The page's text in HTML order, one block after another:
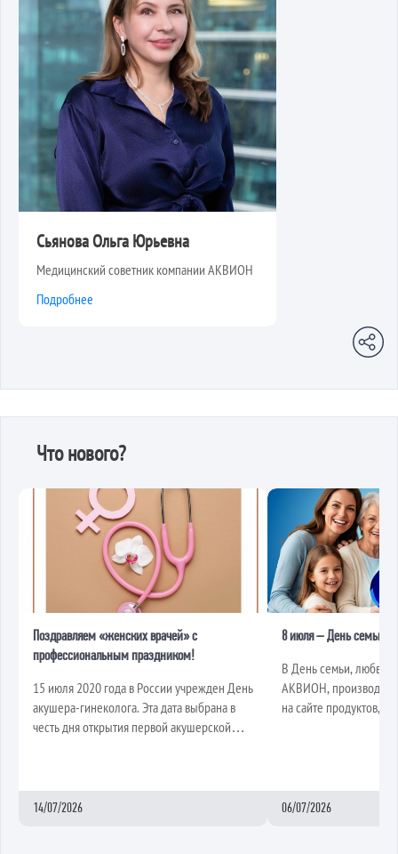
Сьянова Ольга Юрьевна
Медицинский советник компании АКВИОН
Подробнее
Что нового?
Поздравляем «женских врачей» с
профессиональным праздником!
15 июля 2020 года в России учрежден День
акушера-гинеколога. Эта дата выбрана в
честь дня открытия первой акушерской
14/07/2026
8 июля – День семьи,
В День семьи, любви
АКВИОН,
на сайте продуктов,
06/07/2026